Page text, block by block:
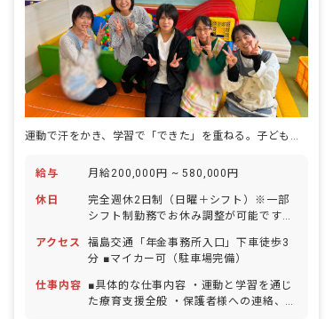
運動で汗をかき、学習で「できた」を重ねる。子どもの自立を支える教室がここにあります。
給与 月給200,000円 ~ 580,000円
休日
完全週休2日制（日曜＋シフト）※一部
シフト制勤務でお休み調整が可能です！
暇（6日間） 有給休暇（法定通り付与）
産前産後・育児休暇 ※年間休日107日
（有休は別途付与）
アクセス
福島交通「年金事務所入口」下車徒歩3
分 ■マイカー可（駐車場完備）
仕事内容
■具体的な仕事内容 ・運動と学習を通じ
た療育支援全般 ・保護者様への連絡、相